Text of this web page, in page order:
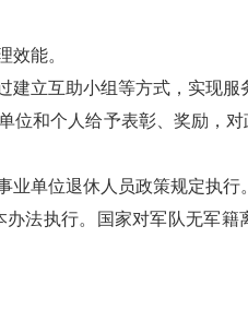
效能。
立互助小组等方式，实现服
和个人给予表彰、奖励，
单位退休人员政策规定执行。
法执行。国家对军队无军